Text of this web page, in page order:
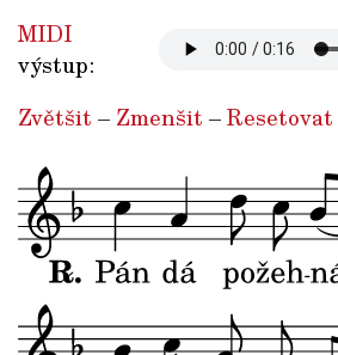
MIDI
výstup:
Zvětšit – Zmenšit –Resetovat